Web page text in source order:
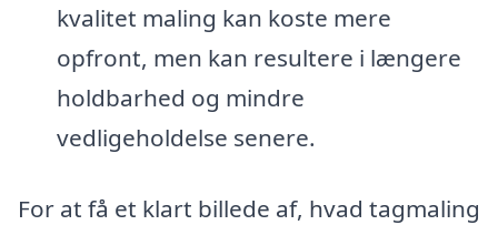
kvalitet maling kan koste mere
opfront, men kan resultere i længere
holdbarhed og mindre
vedligeholdelse senere.
For at få et klart billede af, hvad tagmaling